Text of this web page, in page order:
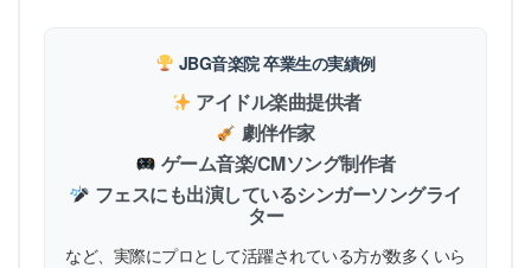
JBG音楽院 卒業生の実績例
アイドル楽曲提供者
劇伴作家
ゲーム音楽/CMソング制作者
フェスにも出演しているシンガーソングライ
ター
など、実際にプロとして活躍されている方が数多くいら